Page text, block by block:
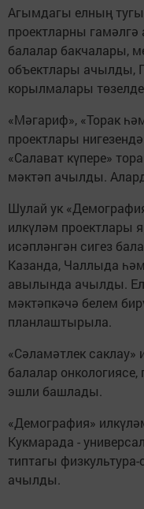
Агымдагы елның
проектларны
балалар бакчалары,
объектлары ачылды,
корылмалары
«Мәгариф», «Торак
проектлары
«Салават күпере»
мәктәп ачылды.
Шулай ук
илкүләм проектлары
исәпләнгән сигез
Казанда, Чаллыда
авылында ачылды.
мәктәпкәчә белем
планлаштырыла.
«Сәламәтлек саклау»
балалар онкологиясе,
эшли башлады.
«Демография»
Кукмарада -
типтагы
ачылды.